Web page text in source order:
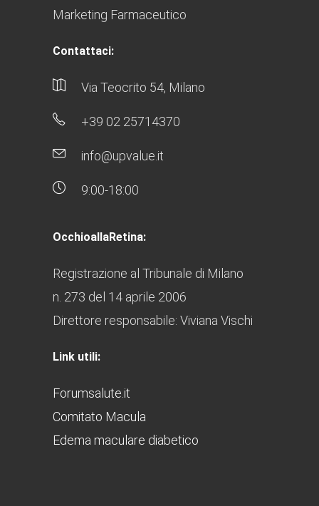
Marketing Farmaceutico
Contattaci:
Via Teocrito 54, Milano
+39 02 25714370
info@upvalue.it
9:00-18:00
OcchioallaRetina:
Registrazione al Tribunale di Milano
n. 273 del 14 aprile 2006
Direttore responsabile: Viviana Vischi
Link utili:
Forumsalute.it
Comitato Macula
Edema maculare diabetico